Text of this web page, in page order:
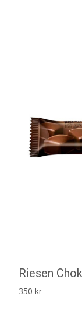
Riesen
350 kr